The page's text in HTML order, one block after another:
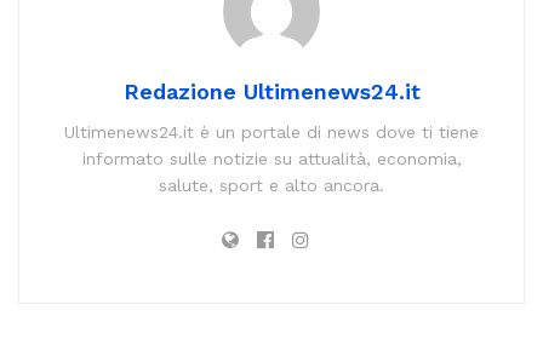
Redazione Ultimenews24.it
Ultimenews24.it è un portale di news dove ti tiene
informato sulle notizie su attualità, economia,
salute, sport e alto ancora.